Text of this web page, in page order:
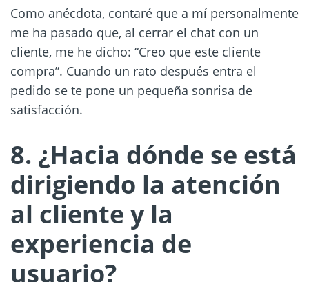
Como anécdota, contaré que a mí personalmente
me ha pasado que, al cerrar el chat con un
cliente, me he dicho: “Creo que este cliente
compra”. Cuando un rato después entra el
pedido se te pone un pequeña sonrisa de
satisfacción.
8. ¿Hacia dónde se está
dirigiendo la atención
al cliente y la
experiencia de
usuario?